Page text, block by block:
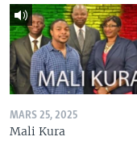
MARS 25, 2025
Mali Kura